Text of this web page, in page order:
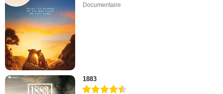
Documentaire
1883